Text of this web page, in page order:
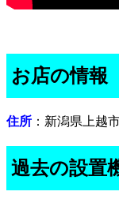
お店の情報
住所 ：新潟県上越
過去の設置